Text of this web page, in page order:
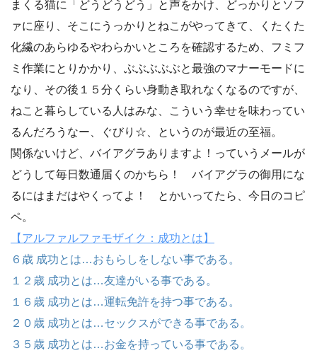
まくる猫に「どうどうどう」と声をかけ、どっかりとソフ
ァに座り、そこにうっかりとねこがやってきて、くたくた
化繊のあらゆるやわらかいところを確認するため、フミフ
ミ作業にとりかかり、ぶぶぶぶぶと最強のマナーモードに
なり、その後１５分くらい身動き取れなくなるのですが、
ねこと暮らしている人はみな、こういう幸せを味わってい
るんだろうなー、ぐびり☆、というのが最近の至福。
関係ないけど、バイアグラありますよ！っていうメールが
どうして毎日数通届くのかちら！ バイアグラの御用にな
るにはまだはやくってよ！ とかいってたら、今日のコピ
ペ。
【アルファルファモザイク：成功とは】
６歳 成功とは…おもらしをしない事である。
１２歳 成功とは…友達がいる事である。
１６歳 成功とは…運転免許を持つ事である。
２０歳 成功とは…セックスができる事である。
３５歳 成功とは…お金を持っている事である。